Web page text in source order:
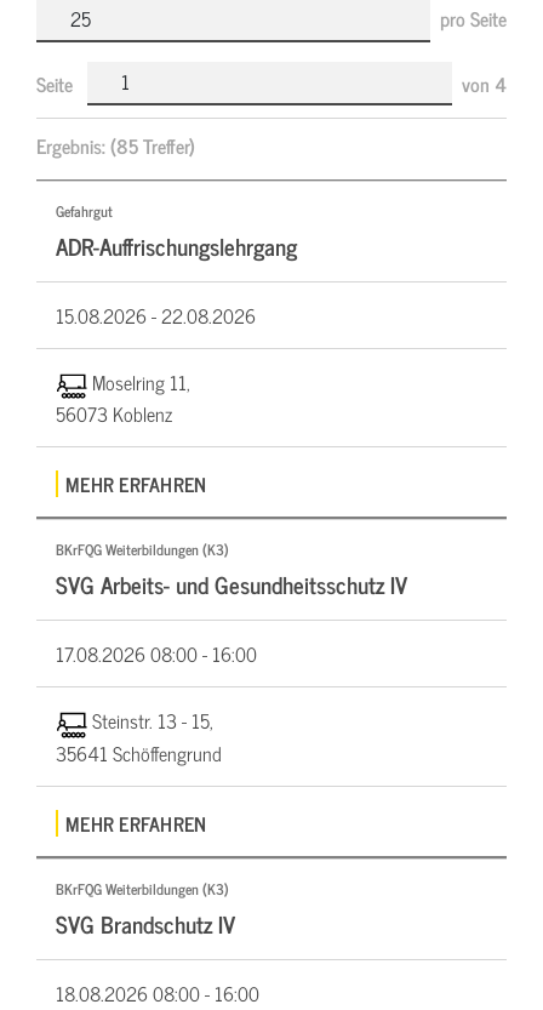
pro Seite
Seite von 4
Ergebnis:(85 Treffer)
Gefahrgut
ADR-Auffrischungslehrgang
15.08.2026 -22.08.2026
Moselring 11,
56073 Koblenz
MEHR ERFAHREN
BKrFQG Weiterbildungen (K3)
SVG Arbeits- und Gesundheitsschutz IV
17.08.202608:00 - 16:00
Steinstr. 13 - 15,
35641 Schöffengrund
MEHR ERFAHREN
BKrFQG Weiterbildungen (K3)
SVG Brandschutz IV
18.08.202608:00 - 16:00